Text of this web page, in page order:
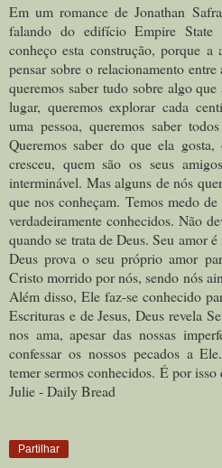
Em um romance de Jonathan
falando do edifício Empire
conheço esta construção, porque a
pensar sobre o relacionamento
queremos saber tudo sobre algo
lugar, queremos explorar cada
uma pessoa, queremos saber
Queremos saber do que ela
cresceu, quem são os seus
interminável. Mas alguns de nós
que nos conheçam. Temos medo
verdadeiramente conhecidos. Não
quando se trata de Deus. Seu amor
Deus prova o seu próprio amor
Cristo morrido por nós, sendo nós
Além disso, Ele faz-se conhecido
Escrituras e de Jesus, Deus revela
nos ama, apesar das nossas
confessar os nossos pecados a
temer sermos conhecidos. É por
Julie - Daily Bread
Partilhar